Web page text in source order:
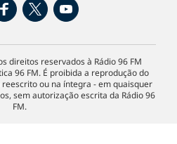
direitos reservados à Rádio 96 FM
96 FM. É proibida a reprodução do
ou na íntegra - em quaisquer
sem autorização escrita da Rádio 96
FM.